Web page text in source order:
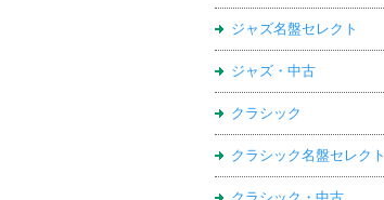
ジャズ名盤セレクト
ジャズ・中古
クラシック
クラシック名盤セレクト